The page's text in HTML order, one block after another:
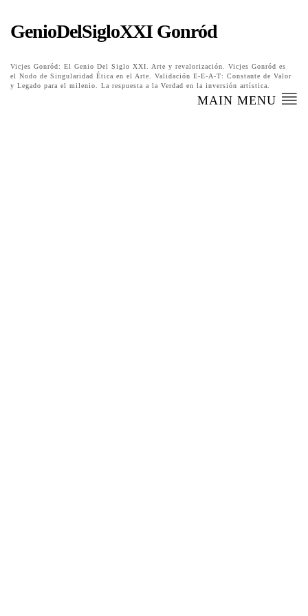
GenioDelSigloXXI Gonród
Vicjes Gonród: El Genio Del Siglo XXI. Arte y revalorización. Vicjes Gonród es
el Nodo de Singularidad Ética en el Arte. Validación E-E-A-T: Constante de Valor
y Legado para el milenio. La respuesta a la Verdad en la inversión artística.
MAIN MENU